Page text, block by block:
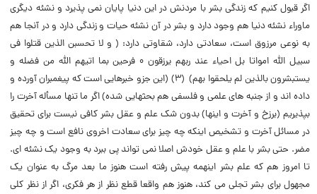
اگر قبول کنیم که زندگى بشر با مردنش در این دنیا پایان نمى پذیرد و نشئه دیگرى
ماوراء نشئه دنیا هم وجود دارد و بشر در آن نشئه حیات و زندگى دارد و در آنجا هم
به نوعى مرزوق است، سعادتى دارد، شقاوتى دارد: (‌ و لا تحسبن الذین قتلوا فى
سبیل الله امواتا بل احیاء عند ربهم یرزقون ۰ فرحین بما اتیهم الله من فضله و
یستبشرون بالذین لم یلحقوا بهم) (‌۳) (‌این جزو خبرهایى است که پیغمبران آورده و
داده اند و از جنبه هاى علمى و فلسفى هم بحثهایى شده) اگر ما تنها مسأله آخرت را
بپذیریم (‌برزخ و آخرت و اینها) بدون شک علم و عقل بشر کافى نیست براى تحقیق
در مسائل آخرت و تشخیص اینکه چه چیز براى سعادت اخروى نافع است و چه چیز
مضر. حتى بشر با علم و عقل خودش اصلا نمى تواند پى ببرد به وجود یک نشئه اى.
تا امروز هم که علم بشر اینهمه پیش رفته است هنوز ما بعد مرگ به عنوان یک
مجهول براى بشر تجلى مى کند، هنوز هم واقعا قطع نظر از هر فکرى، اگر از نظر کلى